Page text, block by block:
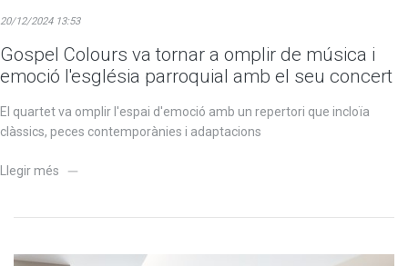
20/12/2024 13:53
Gospel Colours va tornar a omplir de música i
emoció l'església parroquial amb el seu concert
El quartet va omplir l'espai d'emoció amb un repertori que incloïa
clàssics, peces contemporànies i adaptacions
Llegir més